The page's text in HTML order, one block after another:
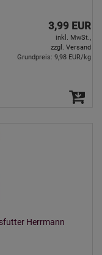
3,99 EUR
inkl. MwSt.,
zzgl. Versand
Grundpreis: 9,98 EUR/kg
Herrmann